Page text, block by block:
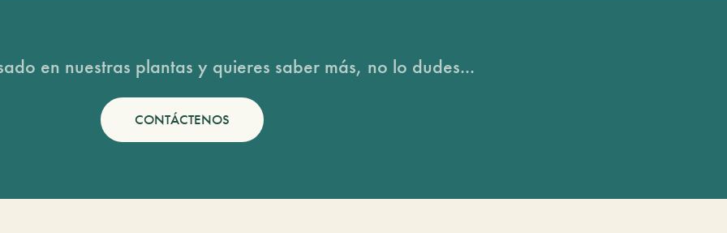
en nuestras plantas y quieres saber más, no lo dudes...
CONTÁCTENOS